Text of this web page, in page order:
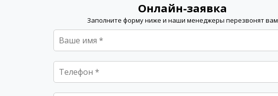
Онлайн-заявка
Заполните форму ниже и наши менеджеры перезвонят вам